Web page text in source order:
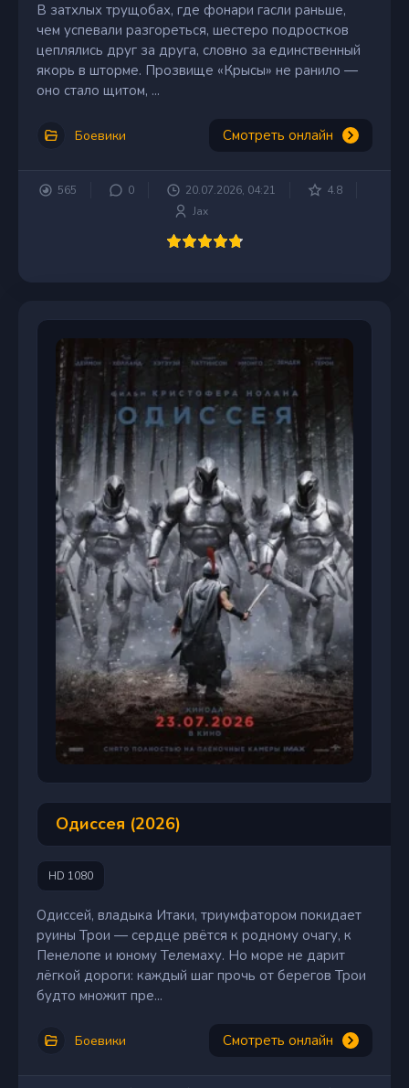
В затхлых трущобах, где фонари гасли раньше,
чем успевали разгореться, шестеро подростков
цеплялись друг за друга, словно за единственный
якорь в шторме. Прозвище «Крысы» не ранило —
оно стало щитом, ...
Боевики Смотреть онлайн
565 0 20.07.2026, 04:21
4.8
Jax
Одиссея (2026)
HD 1080
Одиссей, владыка Итаки, триумфатором покидает
руины Трои — сердце рвётся к родному очагу, к
Пенелопе и юному Телемаху. Но море не дарит
лёгкой дороги: каждый шаг прочь от берегов Трои
будто множит пре...
Боевики Смотреть онлайн